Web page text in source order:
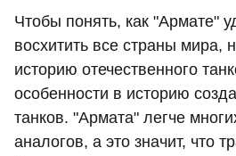
Чтобы понять, как "Армате"
восхитить все страны мира,
историю отечественного
особенности в историю
танков. "Армата" легче
аналогов, а это значит, что